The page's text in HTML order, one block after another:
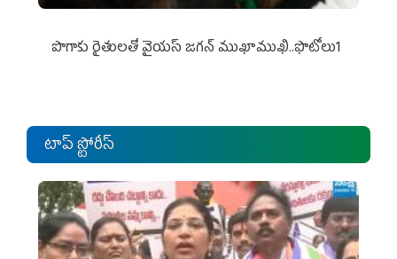
పొగాకు రైతుల‌తో వైయ‌స్ జ‌గ‌న్ ముఖాముఖి..ఫొటోలు1
టాప్ స్టోరీస్